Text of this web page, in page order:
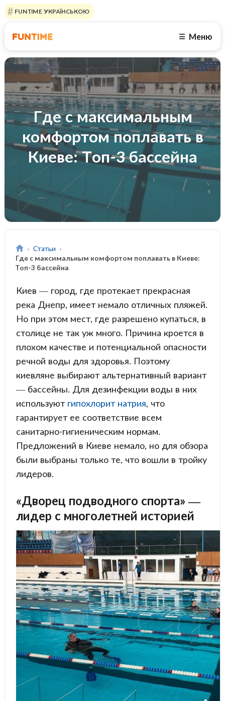
FUNTIME УКРАЇНСЬКОЮ
☰ Меню
Где с максимальным
комфортом поплавать в
Киеве: Топ-3 бассейна
Статьи
Где с максимальным комфортом поплавать в Киеве:
Топ-3 бассейна
Киев — город, где протекает прекрасная
река Днепр, имеет немало отличных пляжей.
Но при этом мест, где разрешено купаться, в
столице не так уж много. Причина кроется в
плохом качестве и потенциальной опасности
речной воды для здоровья. Поэтому
киевляне выбирают альтернативный вариант
— бассейны. Для дезинфекции воды в них
используют гипохлорит натрия, что
гарантирует ее соответствие всем
санитарно-гигиеническим нормам.
Предложений в Киеве немало, но для обзора
были выбраны только те, что вошли в тройку
лидеров.
«Дворец подводного спорта» —
лидер с многолетней историей